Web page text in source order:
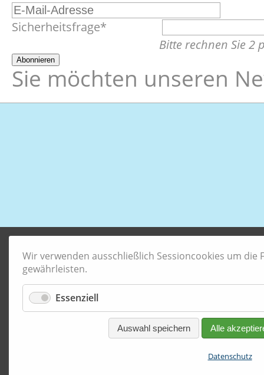
E-
Mail-
Pflichtfeld
Sicherheitsfrage*
Bitte rechnen Sie 2
Abonnieren
Sie möchten unseren
Wir verwenden ausschließlich Sessioncookies um
gewährleisten.
Essenziell
Auswahl speichern Alle
Datenschutz